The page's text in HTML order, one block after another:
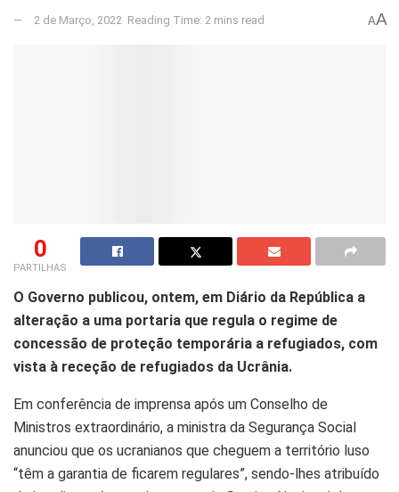
2 de Março, 2022 Reading Time: 2 mins read AA
0
PARTILHAS
O Governo publicou, ontem, em Diário da República a
alteração a uma portaria que regula o regime de
concessão de proteção temporária a refugiados, com
vista à receção de refugiados da Ucrânia.
Em conferência de imprensa após um Conselho de
Ministros extraordinário, a ministra da Segurança Social
anunciou que os ucranianos que cheguem a território luso
“têm a garantia de ficarem regulares”, sendo-lhes atribuído